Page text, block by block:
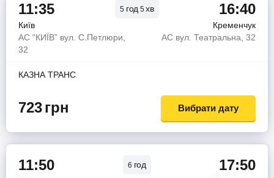
11:35 5 год 5хв 16:40
Київ
Кременчук
АС “КИЇВ” вул. С.Петлюри,
32
АС вул. Театральна, 32
КАЗНА ТРАНС
723грн Вибрати дату
11:50 6 год 17:50